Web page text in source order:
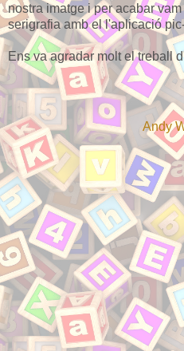
nostra imatge i per acabar
serigrafia amb el l'aplicació
Ens va agradar molt el treball
Andy